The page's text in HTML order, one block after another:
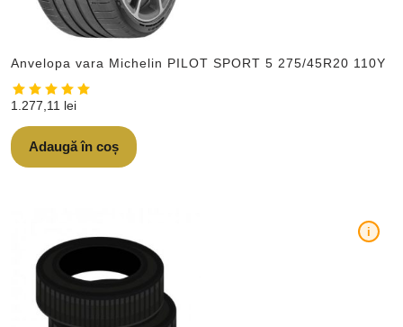
Anvelopa vara Michelin PILOT SPORT 5 275/45R20 110Y
1.277,11 lei
Adaugă în coș
i